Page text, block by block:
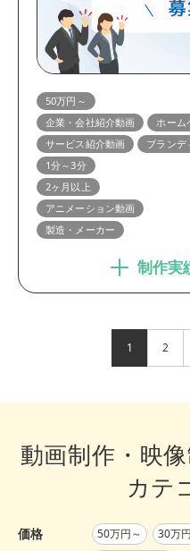
50万円～
企業・会社紹介動画
ホーム
サービス紹介動画
ブランデ
1分～3分
2ヶ月以上
アニメーション動画
製造・メーカー
制作実
1 2
動画制作・映
カテ
価格 50万円～ 30万